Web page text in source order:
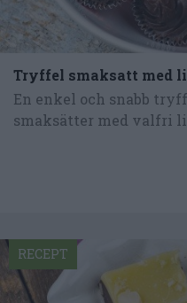
Tryffel smaksatt med
En enkel och snabb
smaksätter med valfri
RECEPT